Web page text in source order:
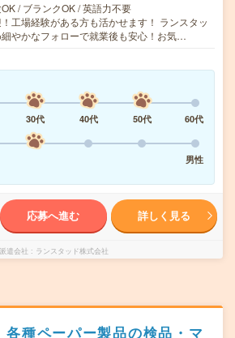
/ ブランクOK / 英語力不要
工場経験がある方も活かせます！ ランスタッ
細やかなフォローで就業後も安心！お気…
30代 40代 50代
60代
男性
応募へ進む 詳しく見る
派遣会社 ランスタッド株式会社
各種ペーパー製品の検品・マ